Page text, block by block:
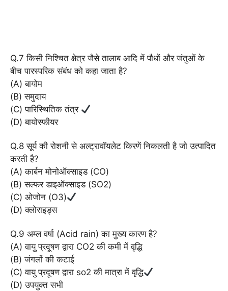
Q.7 किसी निश्चित क्षेत्र जैसे तालाब आदि में पौधों और जंतुओं के
बीच पारस्परिक संबंध को कहा जाता है?
(A) बायोम
(B) समुदाय
(C) पारिस्थितिक तंत्र
(D) बायोस्फीयर
Q.8 सूर्य की रोशनी से अल्ट्रावॉयलेट किरणें निकलती है जो उत्पादित
करती है?
(A) कार्बन मोनोऑक्साइड (CO)
(B) सल्फर डाइऑक्साइड (SO2)
(C) ओजोन (O3)
(D) क्लोराइड्स
Q.9 अम्ल वर्षा (Acid rain) का मुख्य कारण है?
(A) वायु प्रदूषण द्वारा CO2 की कमी में वृद्धि
(B) जंगलों की कटाई
(C) वायु प्रदूषण द्वारा so2 की मात्रा में वृद्धि
(D) उपयुक्त सभी